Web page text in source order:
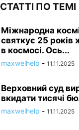
СТАТТІ ПО ТЕМІ
Міжнародна
святкує 25 років
в космосі. Ось...
maxwelhelp - 11.11.2025
Верховний суд
вкидати тисячі
maxwelhelp - 11.11.2025